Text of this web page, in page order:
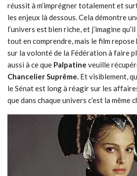
réussit à m’imprégner totalement et
les enjeux là dessous. Cela démontre
l’univers est bien riche, et j’imagine
tout en comprendre, mais le film repose
sur la volonté de la Fédération à faire
aussi à ce que Palpatine veuille
Chancelier Suprême. Et visiblement,
le Sénat est long à réagir sur les
que dans chaque univers c’est la même